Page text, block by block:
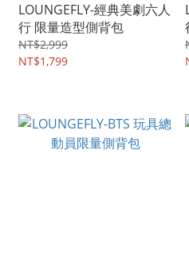
LOUNGEFLY-經典美劇六人
行 限量造型側背包
NT$2,999
NT$1,799